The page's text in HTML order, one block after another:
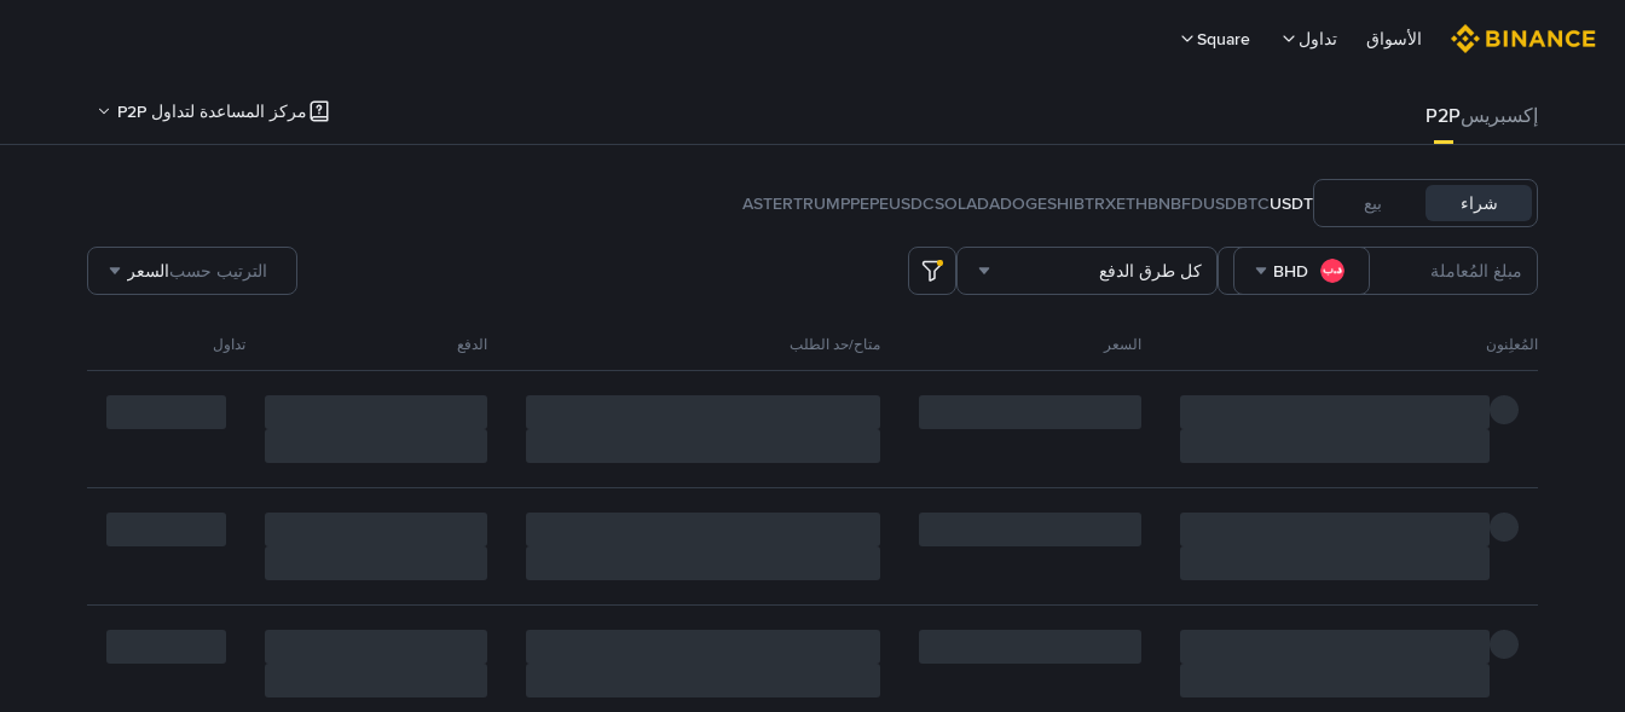
الأسواق تداول Square
إكسبريسP2P مركز المساعدة لتداول P2P
شراء بيع USDT
BTC
FDUSD
BNB
ETH
TRX
SHIB
DOGE
ADA
SOL
USDC
PEPE
TRUMP
ASTER
BHD كل طرق الدفع الترتيب حسبالسعر
المُعلِنون السعر متاح/حد الطلب الدفع تداول